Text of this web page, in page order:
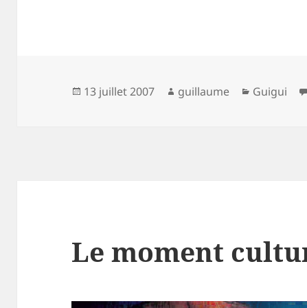
Publié
13 juillet 2007 Auteur
guillaume Catégories
Guigui
Le moment